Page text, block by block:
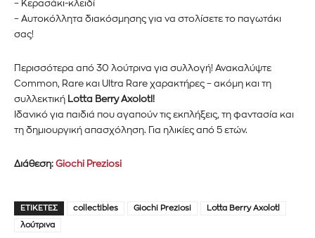
– Κερασάκι-κλειδί
– Αυτοκόλλητα διακόσμησης για να στολίσετε το παγωτάκι
σας!
Περισσότερα από 30 λούτρινα για συλλογή! Ανακαλύψτε
Common, Rare και Ultra Rare χαρακτήρες – ακόμη και τη
συλλεκτική Lotta Berry Axolotl!
Ιδανικό για παιδιά που αγαπούν τις εκπλήξεις, τη φαντασία και
τη δημιουργική απασχόληση. Για ηλικίες από 5 ετών.
Διάθεση: Giochi Preziosi
ΕΤΙΚΈΤΕΣ collectibles Giochi Preziosi Lotta Berry Axolotl
λούτρινα